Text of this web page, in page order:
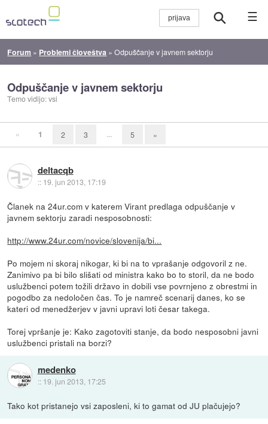
☰
Forum » Problemi človeštva »Odpuščanje v javnem sektorju
Odpuščanje v javnem sektorju
Temo vidijo: vsi
« 1 2 3 ... 5 »
deltacqb
:: 19. jun 2013, 17:19
Članek na 24ur.com v katerem Virant predlaga odpuščanje v
javnem sektorju zaradi nesposobnosti:
http://www.24ur.com/novice/slovenija/bi...
Po mojem ni skoraj nikogar, ki bi na to vprašanje odgovoril z ne.
Zanimivo pa bi bilo slišati od ministra kako bo to storil, da ne bodo
uslužbenci potem tožili državo in dobili vse povrnjeno z obrestmi in
pogodbo za nedoločen čas. To je namreč scenarij danes, ko se
kateri od menedžerjev v javni upravi loti česar takega.
Torej vpršanje je: Kako zagotoviti stanje, da bodo nesposobni javni
uslužbenci pristali na borzi?
medenko
:: 19. jun 2013, 17:25
Tako kot pristanejo vsi zaposleni, ki to gamat od JU plačujejo?